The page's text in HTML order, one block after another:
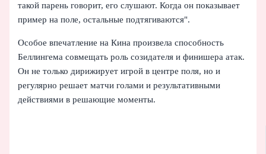
такой парень говорит, его слушают. Когда он показывает
пример на поле, остальные подтягиваются".
Особое впечатление на Кина произвела способность
Беллингема совмещать роль созидателя и финишера атак.
Он не только дирижирует игрой в центре поля, но и
регулярно решает матчи голами и результативными
действиями в решающие моменты.